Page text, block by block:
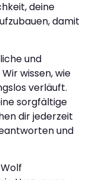
deine
damit
und
wissen, wie
verläuft.
sorgfältige
dir jederzeit
und